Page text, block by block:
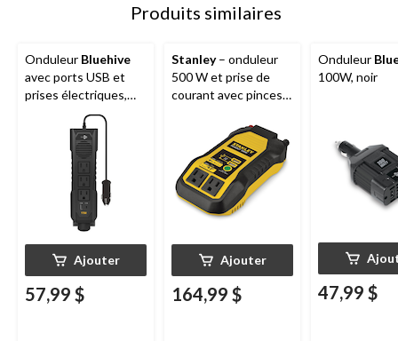
Produits similaires
Onduleur Bluehive
avec ports USB et
prises électriques,
Ajouter
57,99 $
Stanley– onduleur
500 W et prise de
courant avec pinces
USB et adaptateur 12
Ajouter
164,99 $
Onduleur
100W, noir
47,99 $